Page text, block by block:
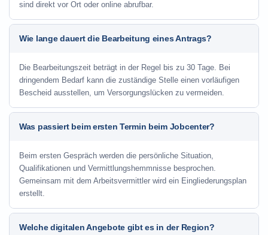
sind direkt vor Ort oder online abrufbar.
Wie lange dauert die Bearbeitung eines Antrags?
Die Bearbeitungszeit beträgt in der Regel bis zu 30 Tage. Bei
dringendem Bedarf kann die zuständige Stelle einen vorläufigen
Bescheid ausstellen, um Versorgungslücken zu vermeiden.
Was passiert beim ersten Termin beim Jobcenter?
Beim ersten Gespräch werden die persönliche Situation,
Qualifikationen und Vermittlungshemmnisse besprochen.
Gemeinsam mit dem Arbeitsvermittler wird ein Eingliederungsplan
erstellt.
Welche digitalen Angebote gibt es in der Region?